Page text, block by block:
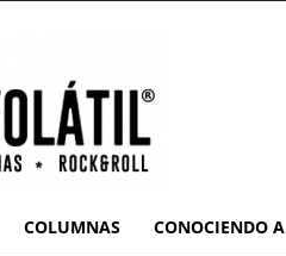
COLUMNAS CONOCIENDO A